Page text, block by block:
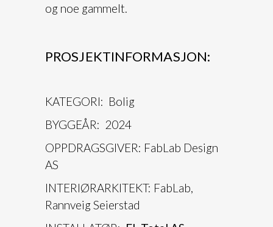
og noe gammelt.
PROSJEKTINFORMASJON:
KATEGORI: Bolig
BYGGEÅR: 2024
OPPDRAGSGIVER: FabLab Design
AS
INTERIØRARKITEKT: FabLab,
Rannveig Seierstad